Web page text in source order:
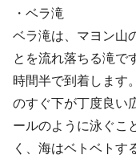
・ベラ滝
ベラ滝は、マヨン山
とを流れ落ちる滝で
時間半で到着します
のすぐ下が丁度良い
ールのように泳ぐこ
く、海はベトベトす